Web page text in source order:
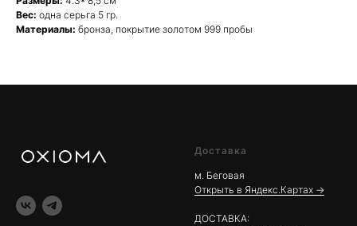
Вес: одна серьга 5 гр.
Материалы: бронза, покрытие золотом 999 пробы
Доставка
м. Беговая
Открыть в Яндекс.Картах →
ДОСТАВКА: